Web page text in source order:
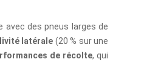
avec des pneus larges de
latérale (20 % sur une
de récolte, qui